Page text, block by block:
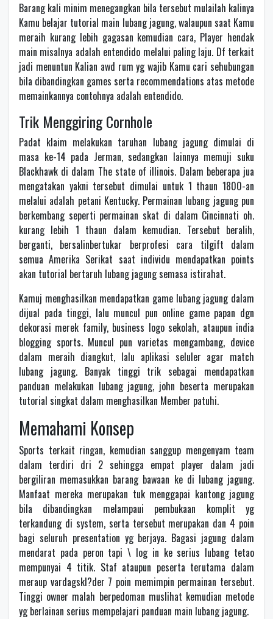
Barang kali minim menegangkan bila tersebut mulailah kalinya
Kamu belajar tutorial main lubang jagung, walaupun saat Kamu
meraih kurang lebih gagasan kemudian cara, Player hendak
main misalnya adalah entendido melalui paling laju. Df terkait
jadi menuntun Kalian awd rum yg wajib Kamu cari sehubungan
bila dibandingkan games serta recommendations atas metode
memainkannya contohnya adalah entendido.
Trik Menggiring Cornhole
Padat klaim melakukan taruhan lubang jagung dimulai di
masa ke-14 pada Jerman, sedangkan lainnya memuji suku
Blackhawk di dalam The state of illinois. Dalam beberapa jua
mengatakan yakni tersebut dimulai untuk 1 thaun 1800-an
melalui adalah petani Kentucky. Permainan lubang jagung pun
berkembang seperti permainan skat di dalam Cincinnati oh.
kurang lebih 1 thaun dalam kemudian. Tersebut beralih,
berganti, bersalinbertukar berprofesi cara tilgift dalam
semua Amerika Serikat saat individu mendapatkan points
akan tutorial bertaruh lubang jagung semasa istirahat.
Kamuj menghasilkan mendapatkan game lubang jagung dalam
dijual pada tinggi, lalu muncul pun online game papan dgn
dekorasi merek family, business logo sekolah, ataupun india
blogging sports. Muncul pun varietas mengambang, device
dalam meraih diangkut, lalu aplikasi seluler agar match
lubang jagung. Banyak tinggi trik sebagai mendapatkan
panduan melakukan lubang jagung, john beserta merupakan
tutorial singkat dalam menghasilkan Member patuhi.
Memahami Konsep
Sports terkait ringan, kemudian sanggup mengenyam team
dalam terdiri dri 2 sehingga empat player dalam jadi
bergiliran memasukkan barang bawaan ke di lubang jagung.
Manfaat mereka merupakan tuk menggapai kantong jagung
bila dibandingkan melampaui pembukaan komplit yg
terkandung di system, serta tersebut merupakan dan 4 poin
bagi seluruh presentation yg berjaya. Bagasi jagung dalam
mendarat pada peron tapi \ log in ke serius lubang tetao
mempunyai 4 titik. Staf ataupun peserta terutama dalam
meraup vardagskl?der 7 poin memimpin permainan tersebut.
Tinggi owner malah berpedoman muslihat kemudian metode
yg berlainan serius mempelajari panduan main lubang jagung.